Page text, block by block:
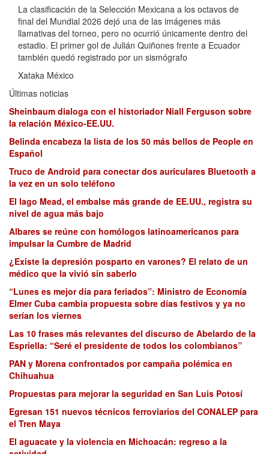
La clasificación de la Selección Mexicana a los octavos de
final del Mundial 2026 dejó una de las imágenes más
llamativas del torneo, pero no ocurrió únicamente dentro del
estadio. El primer gol de Julián Quiñones frente a Ecuador
también quedó registrado por un sismógrafo
Xataka México
Últimas noticias
Sheinbaum dialoga con el historiador Niall Ferguson sobre
la relación México-EE.UU.
Belinda encabeza la lista de los 50 más bellos de People en
Español
Truco de Android para conectar dos auriculares Bluetooth a
la vez en un solo teléfono
El lago Mead, el embalse más grande de EE.UU., registra su
nivel de agua más bajo
Albares se reúne con homólogos latinoamericanos para
impulsar la Cumbre de Madrid
¿Existe la depresión posparto en varones? El relato de un
médico que la vivió sin saberlo
“Lunes es mejor día para feriados”: Ministro de Economía
Elmer Cuba cambia propuesta sobre días festivos y ya no
serían los viernes
Las 10 frases más relevantes del discurso de Abelardo de la
Espriella: “Seré el presidente de todos los colombianos”
PAN y Morena confrontados por campaña polémica en
Chihuahua
Propuestas para mejorar la seguridad en San Luis Potosí
Egresan 151 nuevos técnicos ferroviarios del CONALEP para
el Tren Maya
El aguacate y la violencia en Michoacán: regreso a la